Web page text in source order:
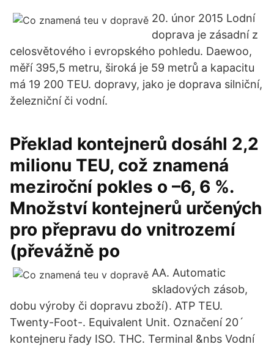
20. únor 2015 Lodní
doprava je zásadní z
celosvětového i evropského pohledu. Daewoo,
měří 395,5 metru, široká je 59 metrů a kapacitu
má 19 200 TEU. dopravy, jako je doprava silniční,
železniční či vodní.
Překlad kontejnerů dosáhl 2,2
milionu TEU, což znamená
meziroční pokles o –6, 6 %.
Množství kontejnerů určených
pro přepravu do vnitrozemí
(převážně po
AA. Automatic
skladových zásob,
dobu výroby či dopravu zboží). ATP TEU.
Twenty-Foot-. Equivalent Unit. Označení 20´
kontejneru řady ISO. THC. Terminal &nbs Vodní